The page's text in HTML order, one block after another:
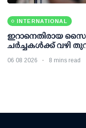
INTERNATIONAL
ഇറാനെതിരായ
ചര്‍ച്ചകള്‍ക്ക് വഴി
06 08 2026 8 mins read